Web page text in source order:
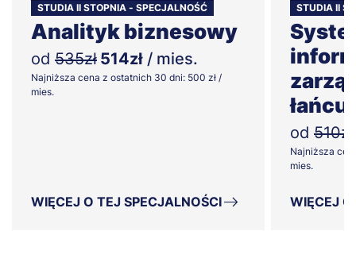
STUDIA II STOPNIA - SPECJALNOŚĆ
Analityk biznesowy
od 535zł 514zł / mies.
Najniższa cena z ostatnich 30 dni: 500 zł /
mies.
WIĘCEJ O TEJ SPECJALNOŚCI
STUDIA II
od 510zł
Najniższa
mies.
WIĘCEJ